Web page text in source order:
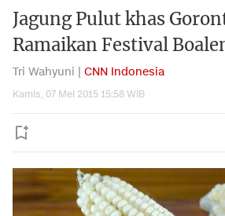
Jagung Pulut khas
Ramaikan Festival
Tri Wahyuni | CNN Indonesia
Kamis, 07 Mei 2015 15:58 WIB